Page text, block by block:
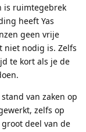
is ruimtegebrek
heeft Yas
geen vrije
niet nodig is. Zelfs
te kort als je de
van zaken op
zelfs op
deel van de